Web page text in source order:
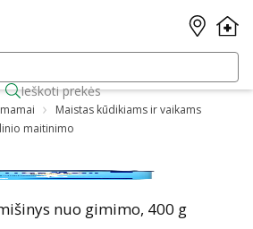
Ieškoti prekės
Maistas kūdikiams ir vaikams
maitinimo
nuo gimimo, 400 g